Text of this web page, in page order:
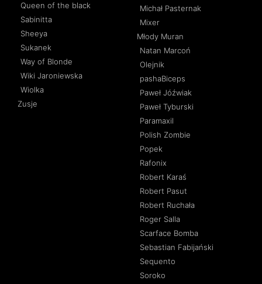
Queen of the black
Sabinitta
Sheeya
Sukanek
Way of Blonde
Wiki Jaroniewska
Wiolka
Zusje
Michał Pasternak
Mixer
Młody Muran
Natan Marcoń
Olejnik
pashaBiceps
Paweł Jóźwiak
Paweł Tyburski
Paramaxil
Polish Zombie
Popek
Rafonix
Robert Karaś
Robert Pasut
Robert Ruchała
Roger Salla
Scarface Bomba
Sebastian Fabijański
Sequento
Soroko